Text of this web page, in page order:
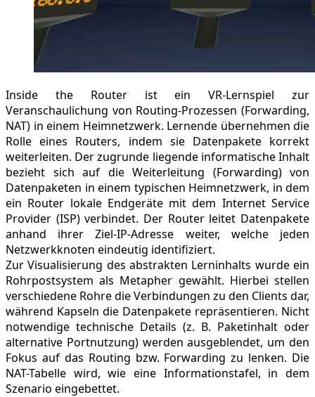
Inside the Router ist ein VR-Lernspiel zur
Veranschaulichung von Routing-Prozessen (Forwarding,
NAT) in einem Heimnetzwerk. Lernende übernehmen die
Rolle eines Routers, indem sie Datenpakete korrekt
weiterleiten. Der zugrunde liegende informatische Inhalt
bezieht sich auf die Weiterleitung (Forwarding) von
Datenpaketen in einem typischen Heimnetzwerk, in dem
ein Router lokale Endgeräte mit dem Internet Service
Provider (ISP) verbindet. Der Router leitet Datenpakete
anhand ihrer Ziel-IP-Adresse weiter, welche jeden
Netzwerkknoten eindeutig identifiziert.
Zur Visualisierung des abstrakten Lerninhalts wurde ein
Rohrpostsystem als Metapher gewählt. Hierbei stellen
verschiedene Rohre die Verbindungen zu den Clients dar,
während Kapseln die Datenpakete repräsentieren. Nicht
notwendige technische Details (z. B. Paketinhalt oder
alternative Portnutzung) werden ausgeblendet, um den
Fokus auf das Routing bzw. Forwarding zu lenken. Die
NAT-Tabelle wird, wie eine Informationstafel, in dem
Szenario eingebettet.